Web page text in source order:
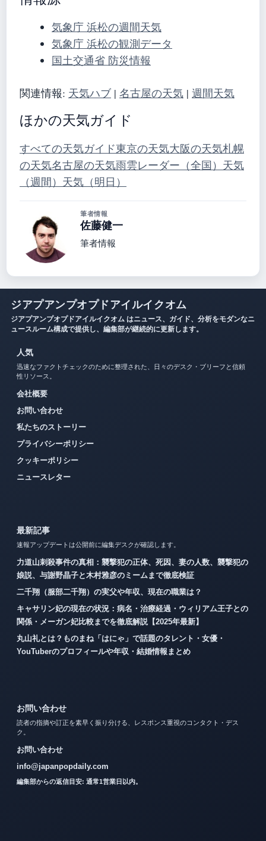
気象庁 浜松の週間天気
気象庁 浜松の観測データ
国土交通省 防災情報
関連情報: 天気ハブ| 名古屋の天気 | 週間天気
ほかの天気ガイド
すべての天気ガイド東京の天気大阪の天気札幌
の天気名古屋の天気雨雲レーダー（全国） 天気
（週間） 天気（明日）
筆者情報
佐藤健一
筆者情報
ジアプアンプオプドアイルイクオム
ジアプアンプオプドアイルイクオム はニュース、ガイド、分析をモダンなニ
ュースルーム構成で提供し、編集部が継続的に更新します。
人気
迅速なファクトチェックのために整理された、日々のデスク・ブリーフと信頼
性リソース。
会社概要
お問い合わせ
私たちのストーリー
プライバシーポリシー
クッキーポリシー
ニュースレター
最新記事
速報アップデートは公開前に編集デスクが確認します。
力道山刺殺事件の真相：襲撃犯の正体、死因、妻の人数、襲撃犯の
娘説、与謝野晶子と木村雅彦のミームまで徹底検証
二千翔（服部二千翔）の実父や年収、現在の職業は？
キャサリン妃の現在の状況：病名・治療経過・ウィリアム王子との
関係・メーガン妃比較までを徹底解説【2025年最新】
丸山礼とは？ものまね「はにゃ」で話題のタレント・女優・
YouTuberのプロフィールや年収・結婚情報まとめ
お問い合わせ
読者の指摘や訂正を素早く振り分ける、レスポンス重視のコンタクト・デス
ク。
お問い合わせ
info@japanpopdaily.com
編集部からの返信目安: 通常1営業日以内。